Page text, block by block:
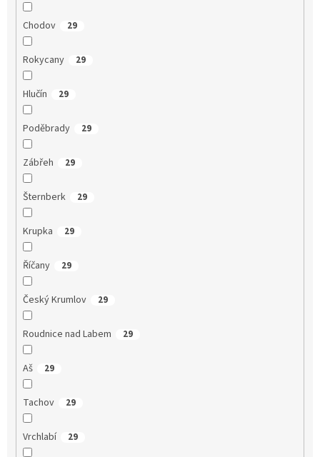
Chodov 29
Rokycany 29
Hlučín 29
Poděbrady 29
Zábřeh 29
Šternberk 29
Krupka 29
Říčany 29
Český Krumlov 29
Roudnice nad Labem 29
Aš 29
Tachov 29
Vrchlabí 29